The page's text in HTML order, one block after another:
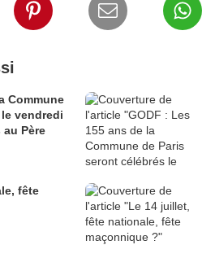
Commune
vendredi
au Père
fête